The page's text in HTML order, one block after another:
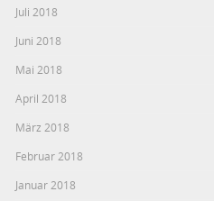
Juli 2018
Juni 2018
Mai 2018
April 2018
März 2018
Februar 2018
Januar 2018